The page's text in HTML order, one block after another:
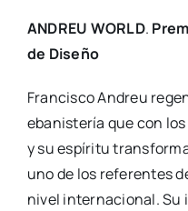
ANDREU WORLD.
de Dise­ño
Fran­cis­co Andreu
eba­nis­te­ría que con
y su espí­ri­tu
uno de los refe­ren­tes
nivel inter­na­cio­nal.